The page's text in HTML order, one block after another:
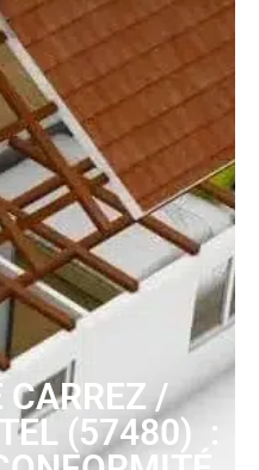
CARREZ /
(57480) :